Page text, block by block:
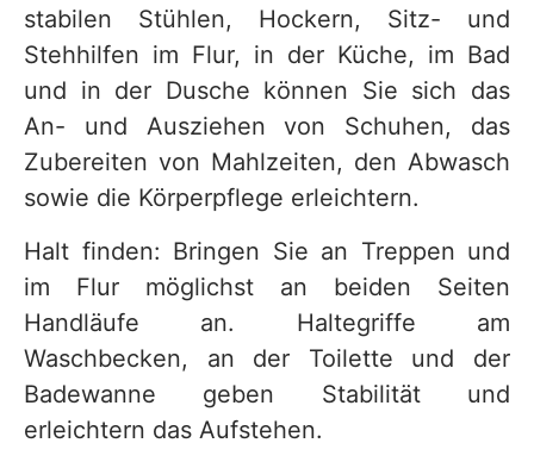
stabilen Stühlen, Hockern, Sitz- und
Stehhilfen im Flur, in der Küche, im Bad
und in der Dusche können Sie sich das
An- und Ausziehen von Schuhen, das
Zubereiten von Mahlzeiten, den Abwasch
sowie die Körperpflege erleichtern.
Halt finden: Bringen Sie an Treppen und
im Flur möglichst an beiden Seiten
Handläufe an. Haltegriffe am
Waschbecken, an der Toilette und der
Badewanne geben Stabilität und
erleichtern das Aufstehen.